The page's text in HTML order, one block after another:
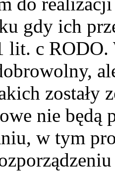
gdy ich
lit. c RODO.
zostały
nie będą
w tym